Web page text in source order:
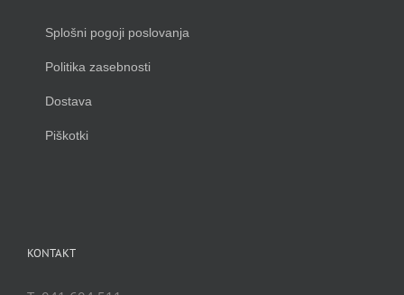
Splošni pogoji poslovanja
Politika zasebnosti
Dostava
Piškotki
KONTAKT